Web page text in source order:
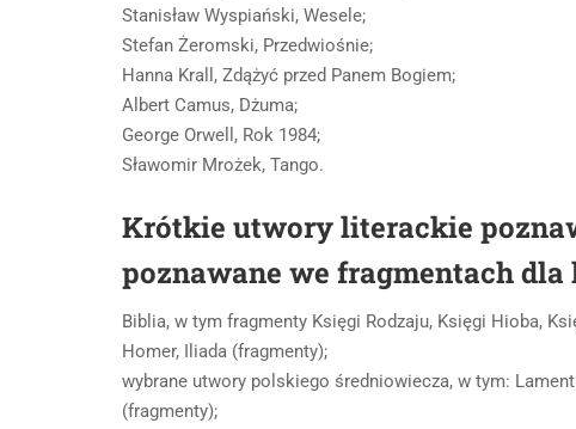
Stanisław Wyspiański, Wesele;
Stefan Żeromski, Przedwiośnie;
Hanna Krall, Zdążyć przed Panem Bogiem;
Albert Camus, Dżuma;
George Orwell, Rok 1984;
Sławomir Mrożek, Tango.
Krótkie utwory literackie
poznawane we fragmentach
Biblia, w tym fragmenty Księgi Rodzaju, Księgi Hioba,
Homer, Iliada (fragmenty);
wybrane utwory polskiego średniowiecza, w tym:
(fragmenty);